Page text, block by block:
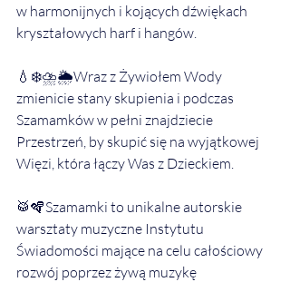
w harmonijnych i kojących dźwiękach
kryształowych harf i hangów.
💧❄️⛈️🌦️Wraz z Żywiołem Wody
zmienicie stany skupienia i podczas
Szamamków w pełni znajdziecie
Przestrzeń, by skupić się na wyjątkowej
Więzi, która łączy Was z Dzieckiem.
🥁🪇Szamamki to unikalne autorskie
warsztaty muzyczne Instytutu
Świadomości mające na celu całościowy
rozwój poprzez żywą muzykę